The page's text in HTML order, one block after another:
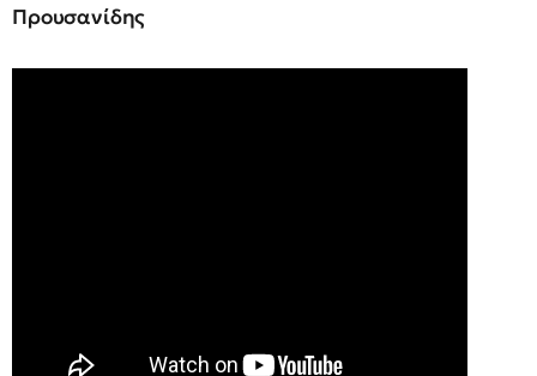
Προυσανίδης